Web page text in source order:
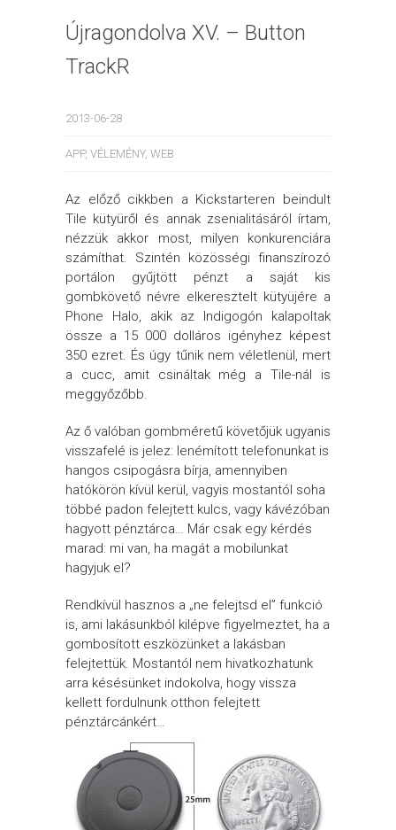
Újragondolva XV. – Button
TrackR
2013-06-28
APP, VÉLEMÉNY, WEB
Az előző cikkben a Kickstarteren beindult
Tile kütyüről és annak zsenialitásáról írtam,
nézzük akkor most, milyen konkurenciára
számíthat. Szintén közösségi finanszírozó
portálon gyűjtött pénzt a saját kis
gombkövető névre elkeresztelt kütyüjére a
Phone Halo, akik az Indigogón kalapoltak
össze a 15 000 dolláros igényhez képest
350 ezret. És úgy tűnik nem véletlenül, mert
a cucc, amit csináltak még a Tile-nál is
meggyőzőbb.
Az ő valóban gombméretű követőjük ugyanis
visszafelé is jelez: lenémított telefonunkat is
hangos csipogásra bírja, amennyiben
hatókörön kívül kerül, vagyis mostantól soha
többé padon felejtett kulcs, vagy kávézóban
hagyott pénztárca… Már csak egy kérdés
marad: mi van, ha magát a mobilunkat
hagyjuk el?
Rendkívül hasznos a „ne felejtsd el” funkció
is, ami lakásunkból kilépve figyelmeztet, ha a
gombosított eszközünket a lakásban
felejtettük. Mostantól nem hivatkozhatunk
arra késésünket indokolva, hogy vissza
kellett fordulnunk otthon felejtett
pénztárcánkért…